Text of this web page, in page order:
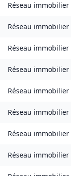
Réseau immobilier
Réseau immobilier
Réseau immobilier
Réseau immobilier
Réseau immobilier
Réseau immobilier
Réseau immobilier
Réseau immobilier